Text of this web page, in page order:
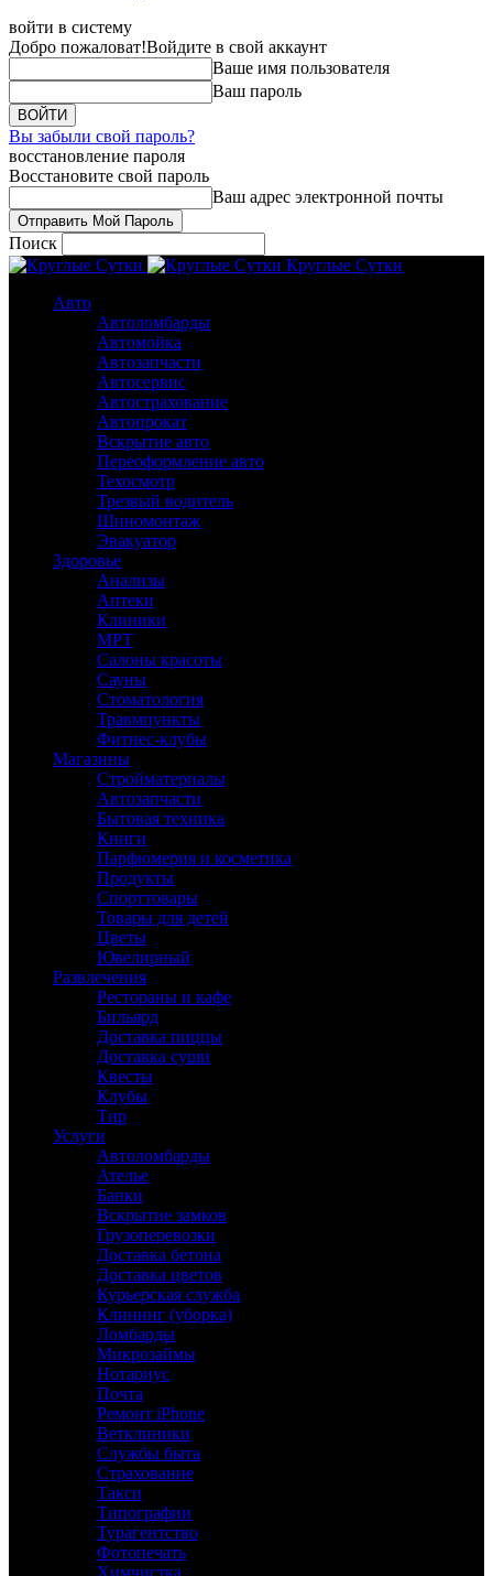
войти в систему
Добро пожаловат!Войдите в свой аккаунт
Ваше имя пользователя
Ваш пароль
Вы забыли свой пароль?
восстановление пароля
Восстановите свой пароль
Ваш адрес электронной почты
Поиск
Круглые Сутки
Авто
Автоломбарды
Автомойка
Автозапчасти
Автосервис
Автострахование
Автопрокат
Вскрытие авто
Переоформление авто
Техосмотр
Трезвый водитель
Шиномонтаж
Эвакуатор
Здоровье
Анализы
Аптеки
Клиники
МРТ
Салоны красоты
Сауны
Стоматология
Травмпункты
Фитнес-клубы
Магазины
Стройматериалы
Автозапчасти
Бытовая техника
Книги
Парфюмерия и косметика
Продукты
Спорттовары
Товары для детей
Цветы
Ювелирный
Развлечения
Рестораны и кафе
Бильярд
Доставка пиццы
Доставка суши
Квесты
Клубы
Тир
Услуги
Автоломбарды
Ателье
Банки
Вскрытие замков
Грузоперевозки
Доставка бетона
Доставка цветов
Курьерская служба
Клининг (уборка)
Ломбарды
Микрозаймы
Нотариус
Почта
Ремонт iPhone
Ветклиники
Службы быта
Страхование
Такси
Типографии
Турагентство
Фотопечать
Химчистка